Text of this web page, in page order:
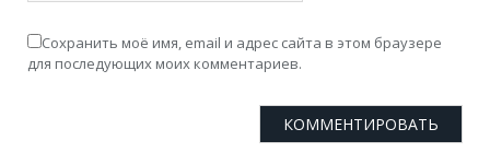
Сохранить моё имя, email и адрес сайта в этом браузере
для последующих моих комментариев.